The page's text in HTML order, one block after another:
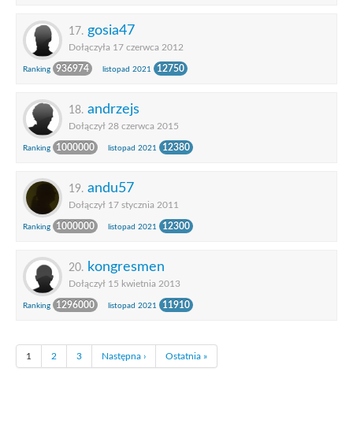
17. gosia47
Dołączyła 17 czerwca 2012
Ranking 936974 listopad 2021 12750
18. andrzejs
Dołączył 28 czerwca 2015
Ranking 1000000 listopad 2021 12380
19. andu57
Dołączył 17 stycznia 2011
Ranking 1000000 listopad 2021 12300
20. kongresmen
Dołączył 15 kwietnia 2013
Ranking 1296000 listopad 2021 11910
1 2 3 Następna › Ostatnia »